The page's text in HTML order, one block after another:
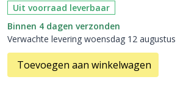
Uit voorraad leverbaar
Binnen 4 dagen verzonden
Verwachte levering woensdag 12 augustus
Toevoegen aan winkelwagen